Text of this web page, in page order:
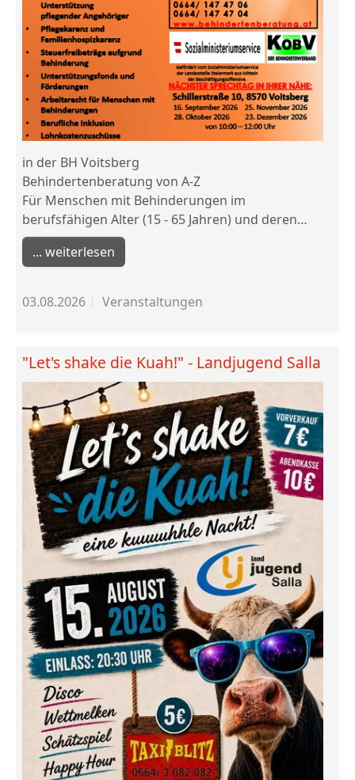
in der BH Voitsberg
Behindertenberatung von A-Z
Für Menschen mit Behinderungen im
berufsfähigen Alter (15 - 65 Jahren) und deren…
weiterlesen
03.08.2026 Veranstaltungen
"Let's shake die Kuah!" - Landjugend Salla